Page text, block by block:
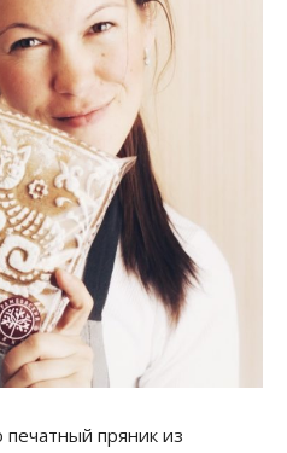
пряник из